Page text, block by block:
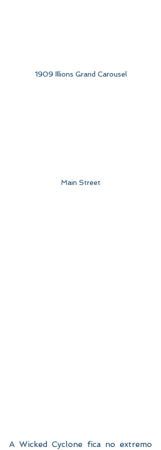
1909 Illions Grand Carousel
Main Street
A Wicked Cyclone fica no extremo